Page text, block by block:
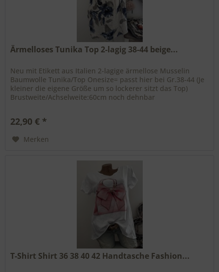
Ärmelloses Tunika Top 2-lagig 38-44 beige...
Neu mit Etikett aus Italien 2-lagige ärmellose Musselin
Baumwolle Tunika/Top Onesize= passt hier bei Gr.38-44 (Je
kleiner die eigene Größe um so lockerer sitzt das Top)
Brustweite/Achselweite:60cm noch dehnbar
22,90 € *
Merken
T-Shirt Shirt 36 38 40 42 Handtasche Fashion...